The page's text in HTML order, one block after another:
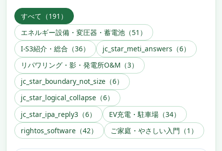
すべて（191）
エネルギー設備・変圧器・蓄電池（51）
I-S3紹介・総合（36）
jc_star_meti_answers（6）
リパワリング・影・発電所O&M（3）
jc_star_boundary_not_size（6）
jc_star_logical_collapse（6）
jc_star_ipa_reply3（6）
EV充電・駐車場（34）
rightos_software（42）
ご家庭・やさしい入門（1）